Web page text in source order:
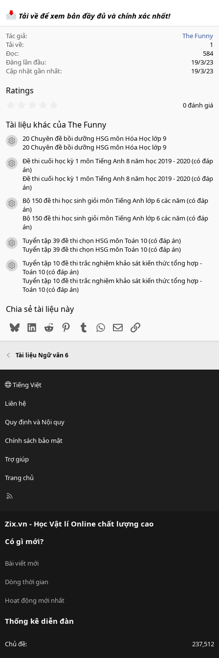
Tải về để xem bản đầy đủ và chính xác nhất!
Tác giả
The Funny
Tải về
1
Đọc
584
Đăng lần đầu
19/3/23
Cập nhật gần nhất
19/3/23
Ratings
0
0
s
a
o
0 đánh giá
Tài liệu khác của The Funny
icon tài liệu
20 Chuyên đề bồi dưỡng HSG môn Hóa Học lớp 9
20 Chuyên đề bồi dưỡng HSG môn Hóa Học lớp 9
icon tài liệu
Đề thi cuối học kỳ 1 môn Tiếng Anh 8 năm học 2019 - 2020 (có đáp
án)
Đề thi cuối học kỳ 1 môn Tiếng Anh 8 năm học 2019 - 2020 (có đáp
án)
icon tài liệu
Bộ 150 đề thi học sinh giỏi môn Tiếng Anh lớp 6 các năm (có đáp
án)
Bộ 150 đề thi học sinh giỏi môn Tiếng Anh lớp 6 các năm (có đáp
án)
icon tài liệu
Tuyển tập 39 đề thi chọn HSG môn Toán 10 (có đáp án)
Tuyển tập 39 đề thi chọn HSG môn Toán 10 (có đáp án)
icon tài liệu
Tuyển tập 10 đề thi trắc nghiệm khảo sát kiến thức tổng hợp -
Toán 10 (có đáp án)
Tuyển tập 10 đề thi trắc nghiệm khảo sát kiến thức tổng hợp -
Toán 10 (có đáp án)
Chia sẻ tài liệu này
BlueskyLinkedIn
Reddit PinterestTumblr WhatsApp
EmailLink
Tài liệu Ngữ văn 6
Tiếng Việt
Liên hệ
Quy định và Nội quy
Chính sách bảo mật
Trợ giúp
Trang chủ
R
Zix.vn - Học Vật lí Online chất lượng cao
Có gì mới?
Bài viết mới
Dòng thời gian
Hoạt động mới nhất
Thống kê diễn đàn
Chủ đề 237,512